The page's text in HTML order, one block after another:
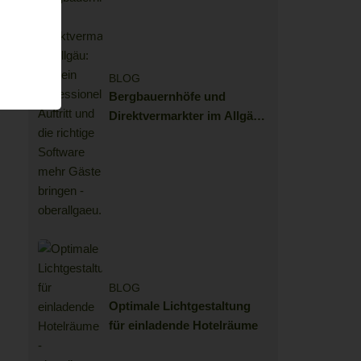
BLOG
Bergbauernhöfe und
Direktvermarkter im Allgäu:
BLOG
Optimale Lichtgestaltung
für einladende Hotelräume